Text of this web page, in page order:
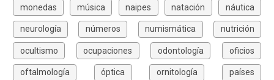
monedas música naipes natación náutica
neurología números numismática nutrición
ocultismo ocupaciones odontología oficios
oftalmología óptica ornitología países